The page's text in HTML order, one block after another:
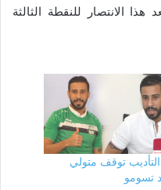
الانتصار للنقطة الثالثة
توقف متولي
تسومو